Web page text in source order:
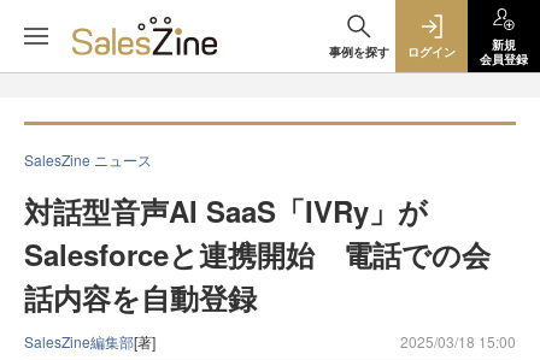
事例を探す ログイン
新規
会員登録
SalesZine ニュース
対話型音声AI SaaS「IVRy」が
Salesforceと連携開始 電話での会
話内容を自動登録
SalesZine編集部[著] 2025/03/18 15:00